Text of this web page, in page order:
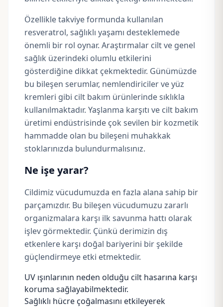
Özellikle takviye formunda kullanılan
resveratrol, sağlıklı yaşamı desteklemede
önemli bir rol oynar. Araştırmalar cilt ve genel
sağlık üzerindeki olumlu etkilerini
gösterdiğine dikkat çekmektedir. Günümüzde
bu bileşen serumlar, nemlendiriciler ve yüz
kremleri gibi cilt bakım ürünlerinde sıklıkla
kullanılmaktadır. Yaşlanma karşıtı ve cilt bakım
üretimi endüstrisinde çok sevilen bir kozmetik
hammadde olan bu bileşeni muhakkak
stoklarınızda bulundurmalısınız.
Ne işe yarar?
Cildimiz vücudumuzda en fazla alana sahip bir
parçamızdır. Bu bileşen vücudumuzu zararlı
organizmalara karşı ilk savunma hattı olarak
işlev görmektedir. Çünkü derimizin dış
etkenlere karşı doğal bariyerini bir şekilde
güçlendirmeye etki etmektedir.
UV ışınlarının neden olduğu cilt hasarına karşı
koruma sağlayabilmektedir.
Sağlıklı hücre çoğalmasını etkileyerek